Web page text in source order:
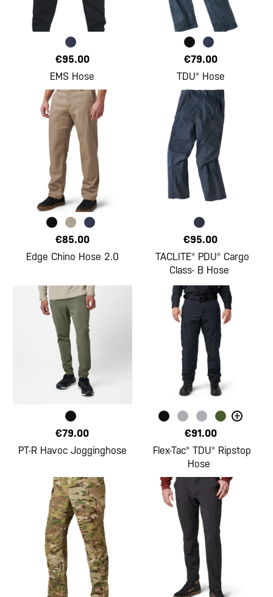
€95.00
EMS Hose
€79.00
TDU® Hose
€85.00
Edge Chino Hose 2.0
€95.00
TACLITE® PDU® Cargo
Class- B Hose
€79.00
PT-R Havoc Jogginghose
+
€91.00
Flex-Tac® TDU® Ripstop
Hose